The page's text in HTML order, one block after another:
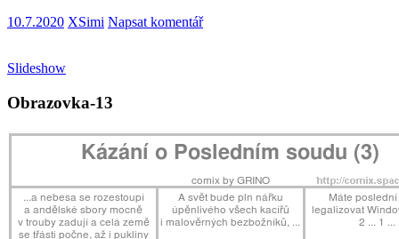
10.7.2020 XSimi Napsat komentář
Slideshow
Obrazovka-13